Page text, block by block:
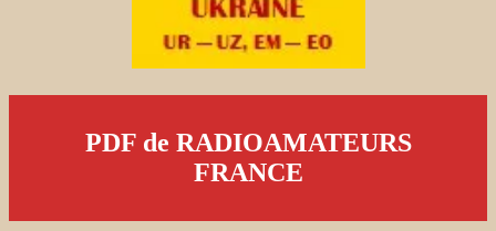
PDF de RADIOAMATEURS
FRANCE